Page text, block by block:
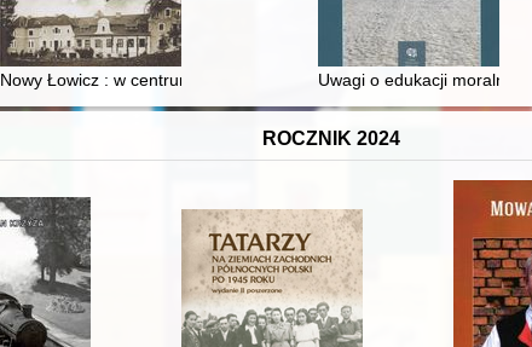
Nowy Łowicz : w centrum poligonu drawskiego od średniowiecza do
Uwagi o edukacji moralnej
ROCZNIK 2024